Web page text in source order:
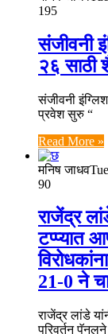
195
संजीवनी
२६ साठी
संजीवनी
प्रवेश सुरु “
Read More »
मनिष जाधव
90
राजेंद्र
टप्प्यात
21-0 ने
राजेंद्र लांडे
परिवर्तन